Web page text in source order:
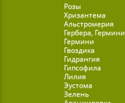
Розы
Хризантема
Альстромерия
Гербера, Гермини
Гермини
Гвоздика
Гидрангия
Гипсофила
Лилия
Эустома
Зелень